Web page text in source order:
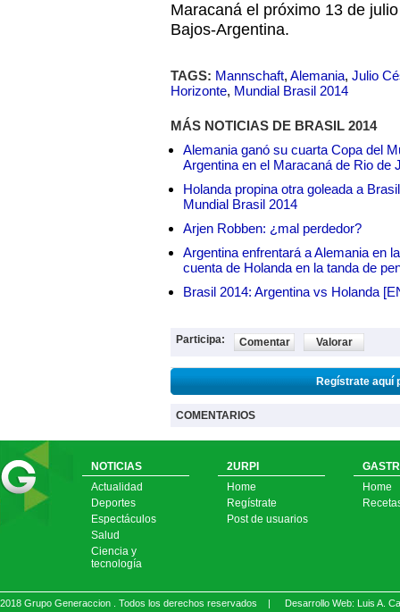
Maracaná el próximo 13 de
Bajos-Argentina.
TAGS: Mannschaft, Alemania, Julio
Horizonte, Mundial Brasil 2014
MÁS NOTICIAS DE BRASIL 2014
Alemania ganó su cuarta Copa del
Argentina en el Maracaná de Rio de
Holanda propina otra goleada a
Mundial Brasil 2014
Arjen Robben: ¿mal perdedor?
Argentina enfrentará a Alemania en
cuenta de Holanda en la tanda de
Brasil 2014: Argentina vs Holanda
Participa: Comentar Valorar
Regístrate aquí
COMENTARIOS
NOTICIAS
Actualidad
Deportes
Espectáculos
Salud
Ciencia y
tecnología
2URPI
Home
Regístrate
Post de usuarios
Home
2018 Grupo Generaccion . Todos los derechos reservados | Desarrollo Web: Luis